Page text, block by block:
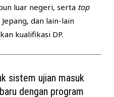
luar negeri, serta top
dan lain-lain
kualifikasi DP.
sistem ujian masuk
dengan program